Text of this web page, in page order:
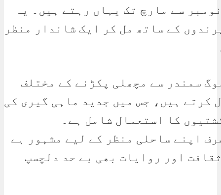
سے مارچ تک یہاں رہتے ہیں۔ یہ
کے ساتھ مل کر ایک شاندار منظر
سمندر سے مچھلی پکڑنے کے مختلف
کرتے ہیں، جس میں جدید ماہی گیری کی
کا استعمال شامل ہے۔
اپنے ساحلی منظر کے لیے مشہور ہے
اور روایات بھی بے حد دلچسپ